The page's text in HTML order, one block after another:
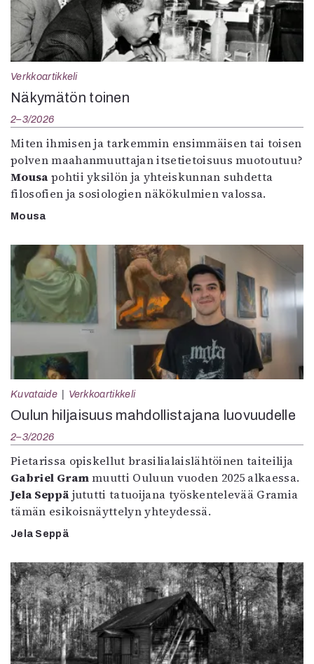
Verkkoartikkeli
Näkymätön toinen
2–3/2026
Miten ihmisen ja tarkemmin ensimmäisen tai toisen
polven maahanmuuttajan itsetietoisuus muotoutuu?
Mousa pohtii yksilön ja yhteiskunnan suhdetta
filosofien ja sosiologien näkökulmien valossa.
Mousa
Kuvataide Verkkoartikkeli
Oulun hiljaisuus mahdollistajana luovuudelle
2–3/2026
Pietarissa opiskellut brasilialaislähtöinen taiteilija
Gabriel Grammuutti Ouluun vuoden 2025 alkaessa.
Jela Seppä jututti tatuoijana työskentelevää Gramia
tämän esikoisnäyttelyn yhteydessä.
Jela Seppä